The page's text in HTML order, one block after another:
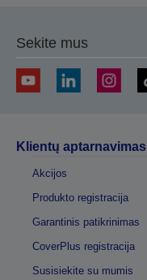
Sekite mus
Klientų aptarnavimas
Akcijos
Produkto registracija
Garantinis patikrinimas
CoverPlus registracija
Susisiekite su mumis